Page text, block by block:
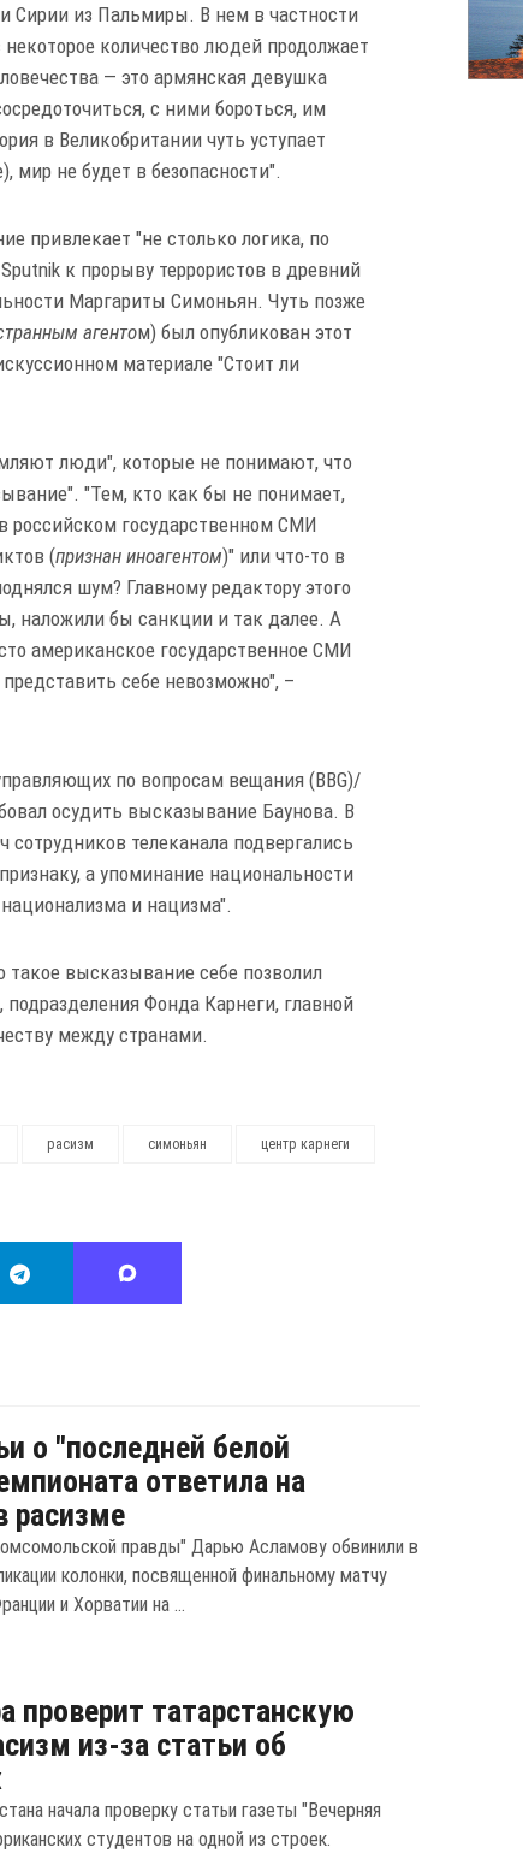
Сирии из Пальмиры. В нем в частности
количество людей продолжает
— это армянская девушка
с ними бороться, им
в Великобритании чуть уступает
мир не будет в безопасности".
привлекает "не столько логика, по
к прорыву террористов в древний
Маргариты Симоньян. Чуть позже
агентом) был опубликован этот
материале "Стоит ли
люди", которые не понимают, что
"Тем, кто как бы не понимает,
российском государственном СМИ
(признан иноагентом)" или что-то в
шум? Главному редактору этого
наложили бы санкции и так далее. А
американское государственное СМИ
себе невозможно", –
по вопросам вещания (BBG)/
осудить высказывание Баунова. В
сотрудников телеканала подвергались
а упоминание национальности
и нацизма".
высказывание себе позволил
Фонда Карнеги, главной
между странами.
расизм симоньян центр карнеги
о "последней белой
ответила на
расизме
правды" Дарью Асламову обвинили в
колонки, посвященной финальному матчу
и Хорватии на ...
проверит татарстанскую
из-за статьи об
начала проверку статьи газеты "Вечерняя
студентов на одной из строек.